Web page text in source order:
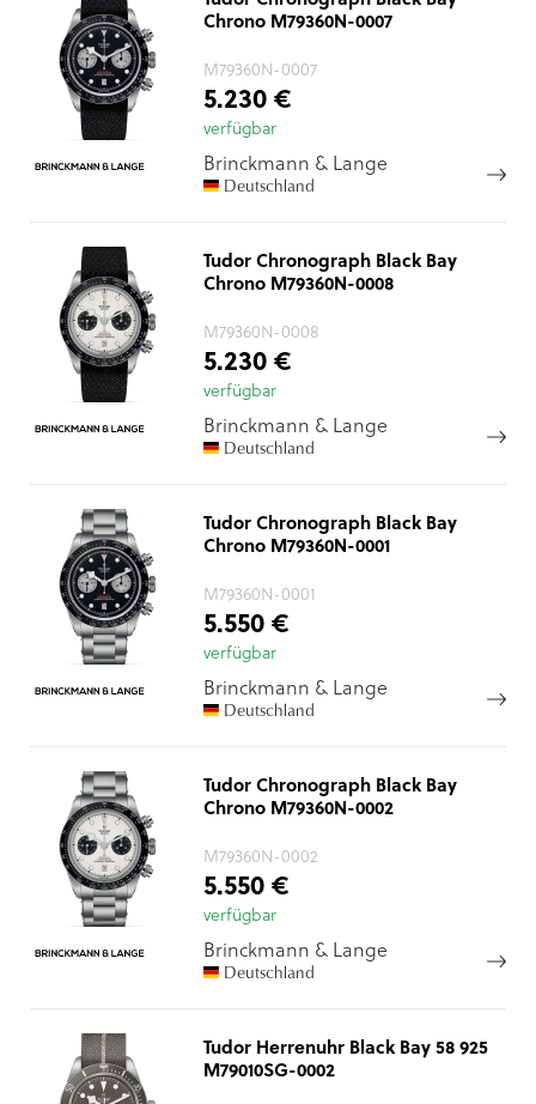
Chrono M79360N-0007
M79360N-0007
5.230 €
verfügbar
Brinckmann & Lange
Deutschland
Tudor Chronograph Black Bay
Chrono M79360N-0008
M79360N-0008
5.230 €
verfügbar
Brinckmann & Lange
Deutschland
Tudor Chronograph Black Bay
Chrono M79360N-0001
M79360N-0001
5.550 €
verfügbar
Brinckmann & Lange
Deutschland
Tudor Chronograph Black Bay
Chrono M79360N-0002
M79360N-0002
5.550 €
verfügbar
Brinckmann & Lange
Deutschland
Tudor Herrenuhr Black Bay 58 925
M79010SG-0002